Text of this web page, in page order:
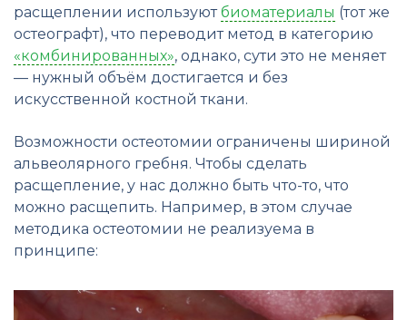
расщеплении используютбиоматериалы (тот же
остеографт), что переводит метод в категорию
«комбинированных», однако, сути это не меняет
— нужный объём достигается и без
искусственной костной ткани.
Возможности остеотомии ограничены шириной
альвеолярного гребня. Чтобы сделать
расщепление, у нас должно быть что-то, что
можно расщепить. Например, в этом случае
методика остеотомии не реализуема в
принципе: